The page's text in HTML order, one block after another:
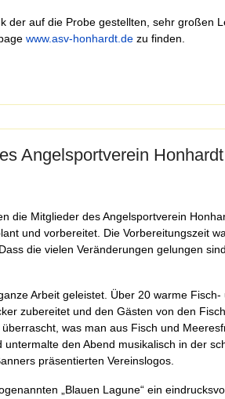
auf die Probe gestellten, sehr großen
www.asv-honhardt.de zu finden.
Angelsportverein
die Mitglieder des Angelsportverein
und vorbereitet. Die Vorbereitungszeit
die vielen Veränderungen gelungen
Arbeit geleistet. Über 20 warme
zubereitet und den Gästen von den
was man aus Fisch und
den Abend musikalisch in der
präsentierten Vereinslogos.
„Blauen Lagune“ ein